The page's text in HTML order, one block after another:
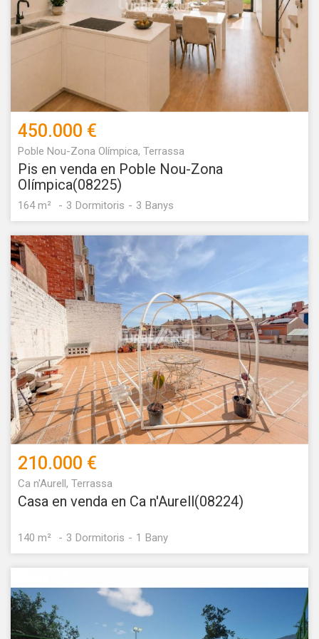
450.000 €
Poble Nou-Zona Olímpica, Terrassa
Pis en venda en Poble Nou-Zona
Olímpica(08225)
164 m² 3 Dormitoris 3 Banys
210.000 €
Ca n'Aurell, Terrassa
Casa en venda en Ca n'Aurell(08224)
140 m² 3 Dormitoris 1 Bany
informació sobre les preferències i les eleccions personals
de l'usuari a través de l'observació continuada dels seus
hàbits de navegació. Gràcies a elles, podem conèixer els
hàbits de navegació al lloc web i mostrar publicitat
relacionada amb el perfil de navegació de l'usuari.